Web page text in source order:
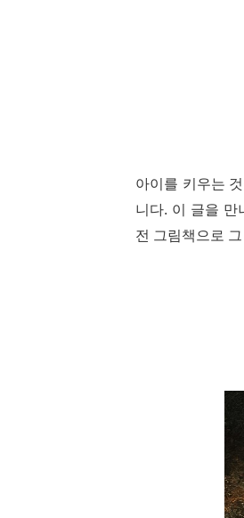
아이를 키우는
니다. 이 글을 만
전 그림책으로